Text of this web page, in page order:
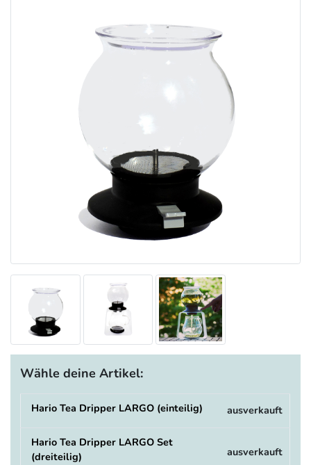
Wähle deine Artikel:
Hario Tea Dripper LARGO (einteilig) ausverkauft
Hario Tea Dripper LARGO Set
(dreiteilig)
ausverkauft